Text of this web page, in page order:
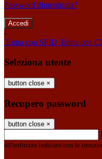
Password dimenticata?
-
Entra con SPID Entra con
Seleziona utente
button close ×
Recupero password
button close ×
all'indirizzo indicato con le